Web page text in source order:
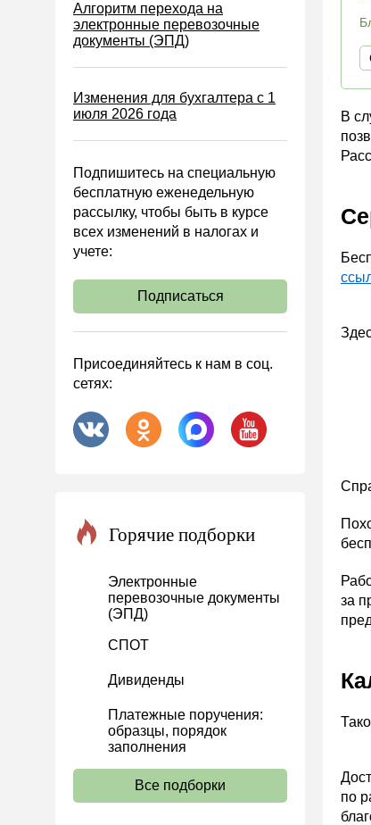
Онлайн-кассы ККТ ККМ
Управленческий учет
Анализ хозяйственной
Охрана труда и аттестация
Охрана труда
Налоговое планирование
Финансовый контроль
Договоры
ООО
АО
Госзакупки
Проекты
Расчеты
Учет затрат
Учет ОС и НМА
Учет МПЗ
Основы трудового
законодательства
Прием на работу и переводы
Увольнение
Алгоритм перехода на
электронные перевозочные
документы (ЭПД)
Изменения для бухгалтера с 1
июля 2026 года
Подпишитесь на специальную
бесплатную еженедельную
рассылку, чтобы быть в курсе
всех изменений в налогах и
учете:
Подписаться
Присоединяйтесь к нам в соц.
сетях:
Горячие подборки
Электронные
перевозочные документы
(ЭПД)
СПОТ
Дивиденды
Платежные поручения:
образцы, порядок
заполнения
Все подборки
В
за
по